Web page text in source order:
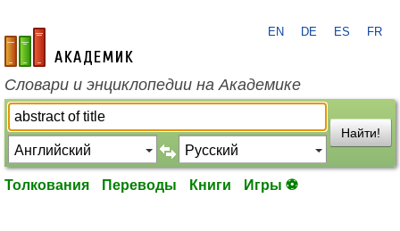
academic.ru
EN DE ES FR
Словари и энциклопедии на Академике
Найти!
Толкования Переводы Книги Игры ⚽